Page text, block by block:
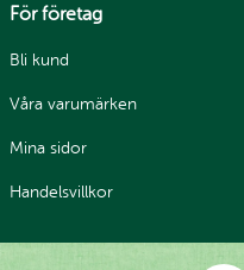
För företag
Bli kund
Våra varumärken
Mina sidor
Handelsvillkor